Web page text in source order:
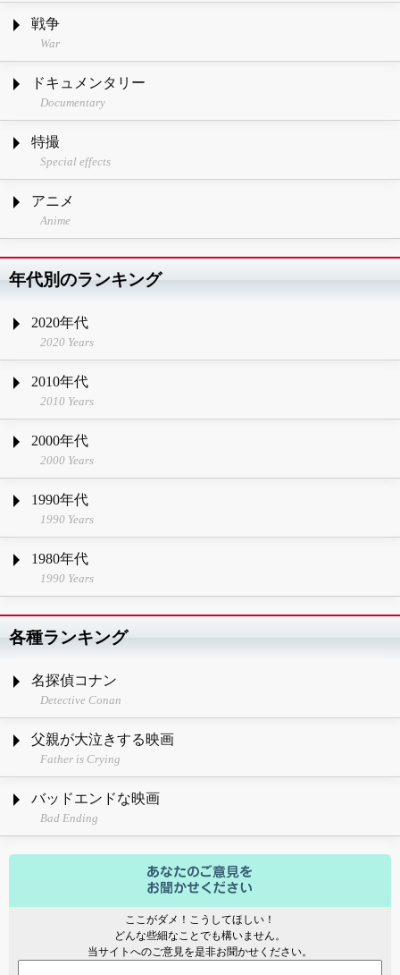
戦争
War
ドキュメンタリー
Documentary
特撮
Special effects
アニメ
Anime
年代別のランキング
2020年代
2020 Years
2010年代
2010 Years
2000年代
2000 Years
1990年代
1990 Years
1980年代
1990 Years
各種ランキング
名探偵コナン
Detective Conan
父親が大泣きする映画
Father is Crying
バッドエンドな映画
Bad Ending
ここがダメ！こうしてほしい！
どんな些細なことでも構いません。
当サイトへのご意見を是非お聞かせください。